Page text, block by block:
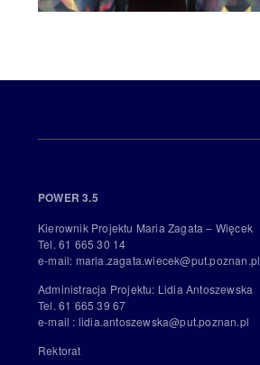
POWER 3.5
Kierownik Projektu Maria Zagata – Więcek
Tel. 61 665 30 14
e-mail: maria.zagata.wiecek@put.poznan.pl
Administracja Projektu: Lidia Antoszewska
Tel. 61 665 39 67
e-mail : lidia.antoszewska@put.poznan.pl
Rektorat